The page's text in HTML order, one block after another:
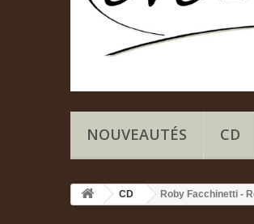
NOUVEAUTÉS CD
CD Roby Facchinetti -